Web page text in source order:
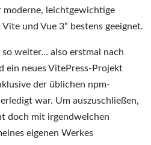
moderne, leichtgewichtige
und Vue 3“ bestens geeignet.
weiter… also erstmal nach
ein neues VitePress-Projekt
der üblichen npm-
war. Um auszuschließen,
doch mit irgendwelchen
eigenen Werkes